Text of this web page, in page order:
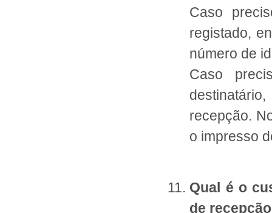
Caso
registado,
número de
Caso
recepção.
o impresso
Qual é o
de